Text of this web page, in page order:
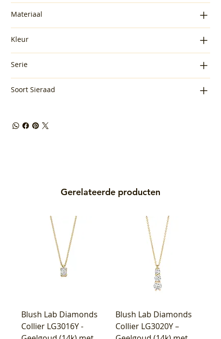
Materiaal
Kleur
Serie
Soort Sieraad
Gerelateerde producten
Blush Lab Diamonds
Collier LG3016Y -
Blush Lab Diamonds
Collier LG3020Y –